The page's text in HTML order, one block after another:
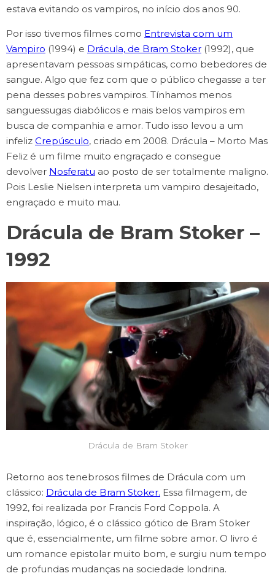
estava evitando os vampiros, no início dos anos 90.
Por isso tivemos filmes como Entrevista com um
Vampiro (1994) e Drácula, de Bram Stoker (1992), que
apresentavam pessoas simpáticas, como bebedores de
sangue. Algo que fez com que o público chegasse a ter
pena desses pobres vampiros. Tínhamos menos
sanguessugas diabólicos e mais belos vampiros em
busca de companhia e amor. Tudo isso levou a um
infeliz Crepúsculo, criado em 2008. Drácula – Morto Mas
Feliz é um filme muito engraçado e consegue
devolver Nosferatu ao posto de ser totalmente maligno.
Pois Leslie Nielsen interpreta um vampiro desajeitado,
engraçado e muito mau.
Drácula de Bram Stoker –
1992
Drácula de Bram Stoker
Retorno aos tenebrosos filmes de Drácula com um
clássico: Drácula de Bram Stoker. Essa filmagem, de
1992, foi realizada por Francis Ford Coppola. A
inspiração, lógico, é o clássico gótico de Bram Stoker
que é, essencialmente, um filme sobre amor. O livro é
um romance epistolar muito bom, e surgiu num tempo
de profundas mudanças na sociedade londrina.